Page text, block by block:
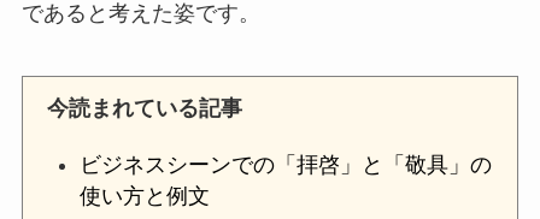
であると考えた姿です。
今読まれている記事
ビジネスシーンでの「拝啓」と「敬具」の
使い方と例文